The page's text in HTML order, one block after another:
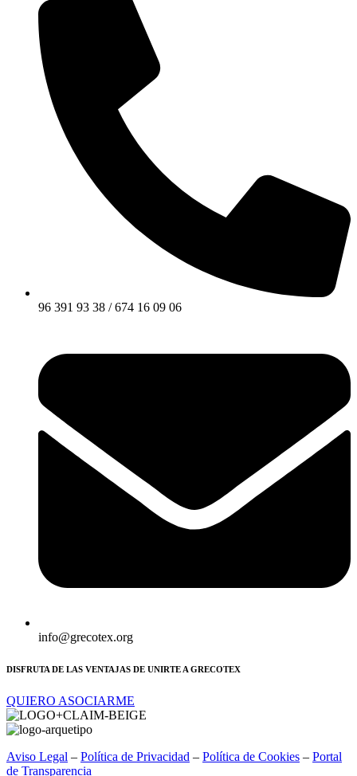
96 391 93 38 / 674 16 09 06
info@grecotex.org
DISFRUTA DE LAS VENTAJAS DE UNIRTE A GRECOTEX
QUIERO ASOCIARME
Aviso Legal – Política de Privacidad – Política de Cookies – Portal
de Transparencia